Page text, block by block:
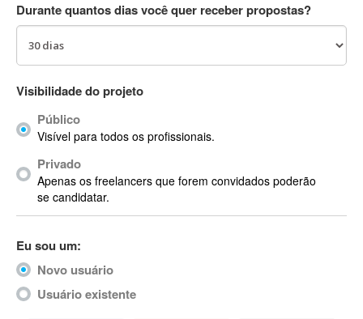
AC3
ACID Pro
ACPI
Acrobat
Acrobat X
Acronis
ACT
Actimize
ActionScript
ActionScript 3
Durante quantos dias você quer receber propostas?
Visibilidade do projeto
Público
Visível para todos os profissionais.
Privado
Apenas os freelancers que forem convidados poderão
se candidatar.
Eu sou um:
Novo usuário
Usuário existente